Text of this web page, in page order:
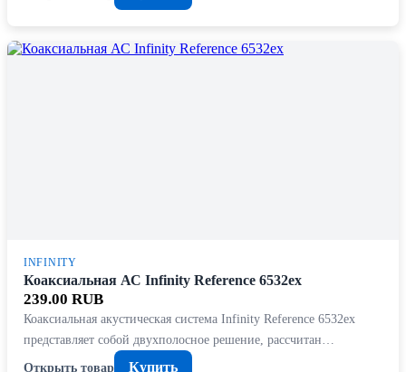
INFINITY
Коаксиальная АС Infinity Reference 6532ex
239.00 RUB
Коаксиальная акустическая система Infinity Reference 6532ex
представляет собой двухполосное решение, рассчитан…
Открыть товар
Купить